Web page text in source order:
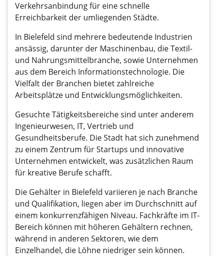
Verkehrsanbindung für eine schnelle
Erreichbarkeit der umliegenden Städte.
In Bielefeld sind mehrere bedeutende Industrien
ansässig, darunter der Maschinenbau, die Textil-
und Nahrungsmittelbranche, sowie Unternehmen
aus dem Bereich Informationstechnologie. Die
Vielfalt der Branchen bietet zahlreiche
Arbeitsplätze und Entwicklungsmöglichkeiten.
Gesuchte Tätigkeitsbereiche sind unter anderem
Ingenieurwesen, IT, Vertrieb und
Gesundheitsberufe. Die Stadt hat sich zunehmend
zu einem Zentrum für Startups und innovative
Unternehmen entwickelt, was zusätzlichen Raum
für kreative Berufe schafft.
Die Gehälter in Bielefeld variieren je nach Branche
und Qualifikation, liegen aber im Durchschnitt auf
einem konkurrenzfähigen Niveau. Fachkräfte im IT-
Bereich können mit höheren Gehältern rechnen,
während in anderen Sektoren, wie dem
Einzelhandel, die Löhne niedriger sein können.